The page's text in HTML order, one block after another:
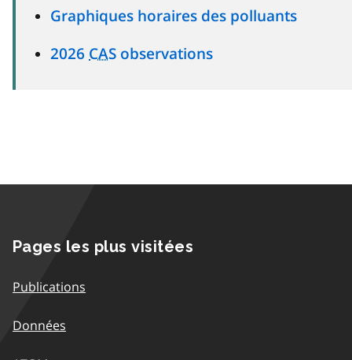
Graphiques horaires des polluants
2026 CAS observations
Pages les plus visitées
Publications
Données